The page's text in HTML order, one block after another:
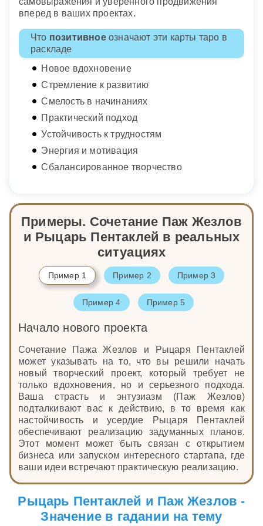
вперед в ваших проектах.
Что позитивноеозначают эти карты таро в
раскладе
Новое вдохновение
Стремление к развитию
Смелость в начинаниях
Практический подход
Устойчивость к трудностям
Энергия и мотивация
Сбалансированное творчество
Примеры. Сочетание Паж Жезлов
и Рыцарь Пентаклей в реальных
ситуациях
Пример 1 Пример 2 Пример 3
Пример 4 Пример 5
Начало нового проекта
Сочетание Пажа Жезлов и Рыцаря Пентаклей
может указывать на то, что вы решили начать
новый творческий проект, который требует не
только вдохновения, но и серьезного подхода.
Ваша страсть и энтузиазм (Паж Жезлов)
подталкивают вас к действию, в то время как
настойчивость и усердие Рыцаря Пентаклей
обеспечивают реализацию задуманных планов.
Этот момент может быть связан с открытием
бизнеса или запуском интересного стартапа, где
ваши идеи встречают практическую реализацию.
Рыцарь Пентаклей и Паж Жезлов -
Значение в гадании на тему